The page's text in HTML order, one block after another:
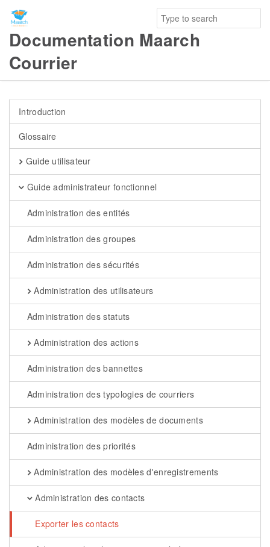
Documentation Maarch
Courrier
Introduction
Glossaire
Guide utilisateur
Guide administrateur fonctionnel
Administration des entités
Administration des groupes
Administration des sécurités
Administration des utilisateurs
Administration des statuts
Administration des actions
Administration des bannettes
Administration des typologies de courriers
Administration des modèles de documents
Administration des priorités
Administration des modèles d'enregistrements
Administration des contacts
Exporter les contacts